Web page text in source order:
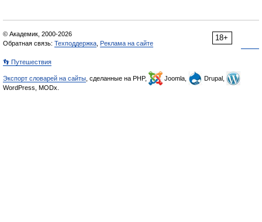
18+
© Академик, 2000-2026
Обратная связь: Техподдержка Реклама на сайте
👣 Путешествия
Экспорт словарей на сайты , сделанные на PHP, Joomla,
Drupal,
WordPress, MODx.